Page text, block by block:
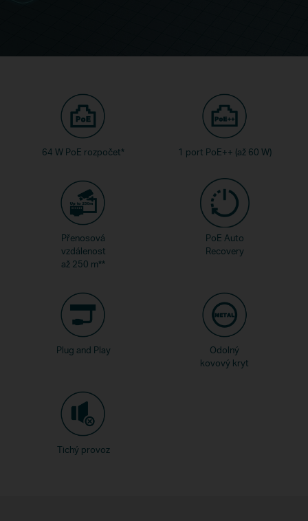
64 W PoE rozpočet* 1 port PoE++ (až 60 W)
Přenosová
vzdálenost
až 250 m**
PoE Auto
Recovery
Plug and Play
Odolný
kovový kryt
Tichý provoz